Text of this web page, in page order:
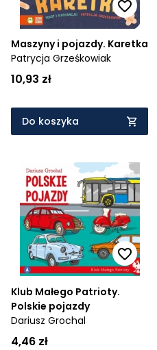
Maszyny i pojazdy. Karetka
Patrycja Grześkowiak
10,93 zł
Do koszyka
Klub Małego Patrioty.
Polskie pojazdy
Dariusz Grochal
4,46 zł